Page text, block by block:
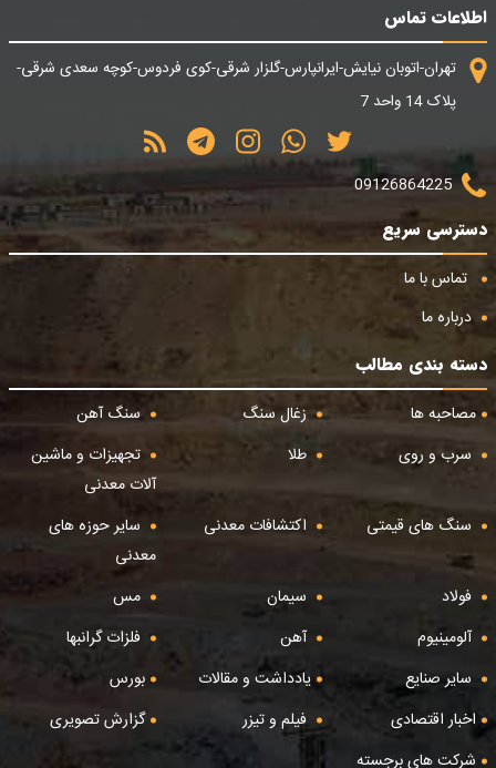
اطلاعات تماس
تهران-اتوبان نیایش-ایرانپارس-گلزار شرقی-کوی فردوس-کوچه سعدی شرقی-
پلاک 14 واحد 7
09126864225
دسترسی سریع
تماس با ما
درباره ما
دسته بندی مطالب
مصاحبه ها
زغال سنگ
سنگ آهن
سرب و روی
طلا
تجهیزات و ماشین
آلات معدنی
سنگ های قیمتی
اکتشافات معدنی
سایر حوزه های
معدنی
فولاد
سیمان
مس
آلومینیوم
آهن
فلزات گرانبها
سایر صنایع
یادداشت و مقالات
بورس
اخبار اقتصادی
فیلم و تیزر
گزارش تصویری
شرکت های برجسته